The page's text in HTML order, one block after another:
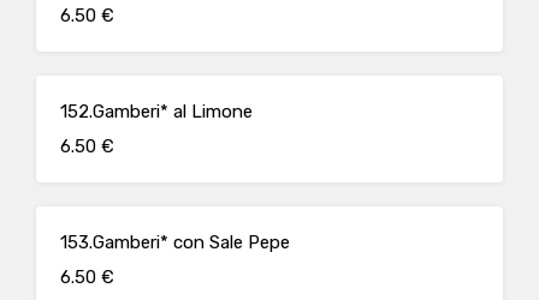
6.50 €
152.Gamberi* al Limone
6.50 €
153.Gamberi* con Sale Pepe
6.50 €